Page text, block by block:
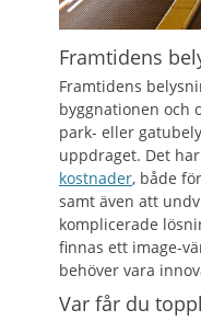
Framtidens
Framtidens
byggnationen och
park- eller
uppdraget. Det
kostnader, både
samt även att
komplicerade
finnas ett image-
behöver vara
Var får du